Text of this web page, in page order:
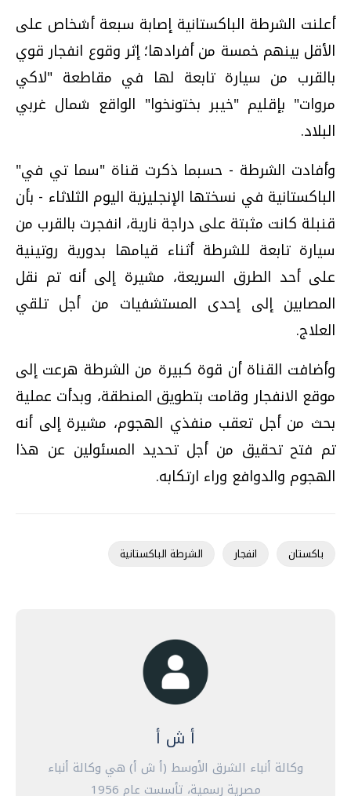
أعلنت الشرطة الباكستانية إصابة سبعة أشخاص على
الأقل بينهم خمسة من أفرادها؛ إثر وقوع انفجار قوي
بالقرب من سيارة تابعة لها في مقاطعة "لاكي
مروات" بإقليم "خيبر بختونخوا" الواقع شمال غربي
البلاد.
وأفادت الشرطة - حسبما ذكرت قناة "سما تي في"
الباكستانية في نسختها الإنجليزية اليوم الثلاثاء - بأن
قنبلة كانت مثبتة على دراجة نارية، انفجرت بالقرب من
سيارة تابعة للشرطة أثناء قيامها بدورية روتينية
على أحد الطرق السريعة، مشيرة إلى أنه تم نقل
المصابين إلى إحدى المستشفيات من أجل تلقي
العلاج.
وأضافت القناة أن قوة كبيرة من الشرطة هرعت إلى
موقع الانفجار وقامت بتطويق المنطقة، وبدأت عملية
بحث من أجل تعقب منفذي الهجوم، مشيرة إلى أنه
تم فتح تحقيق من أجل تحديد المسئولين عن هذا
الهجوم والدوافع وراء ارتكابه.
باكستان انفجار الشرطة الباكستانية
أ ش أ
وكالة أنباء الشرق الأوسط (أ ش أ) هي وكالة أنباء
مصرية رسمية، تأسست عام 1956